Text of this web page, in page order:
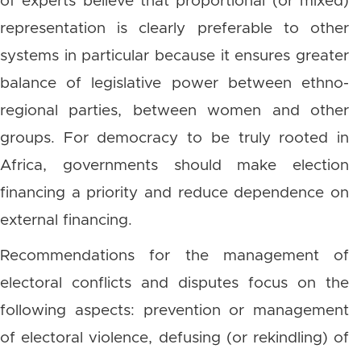
representation is clearly preferable to other
systems in particular because it ensures greater
balance of legislative power between ethno-
regional parties, between women and other
groups. For democracy to be truly rooted in
Africa, governments should make election
financing a priority and reduce dependence on
external financing.
Recommendations for the management of
electoral conflicts and disputes focus on the
following aspects: prevention or management
of electoral violence, defusing (or rekindling) of